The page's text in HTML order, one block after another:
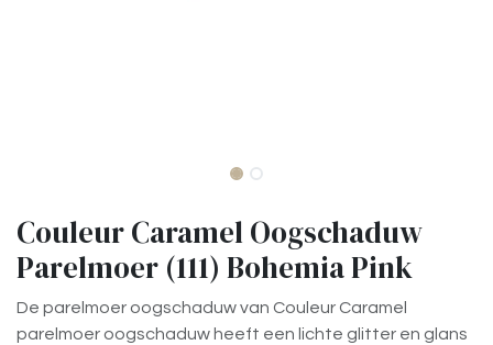
Couleur Caramel Oogschaduw
Parelmoer (111) Bohemia Pink
De parelmoer oogschaduw van Couleur Caramel
parelmoer oogschaduw heeft een lichte glitter en glans